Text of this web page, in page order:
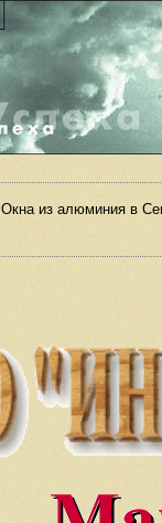
Окна из алюминия в